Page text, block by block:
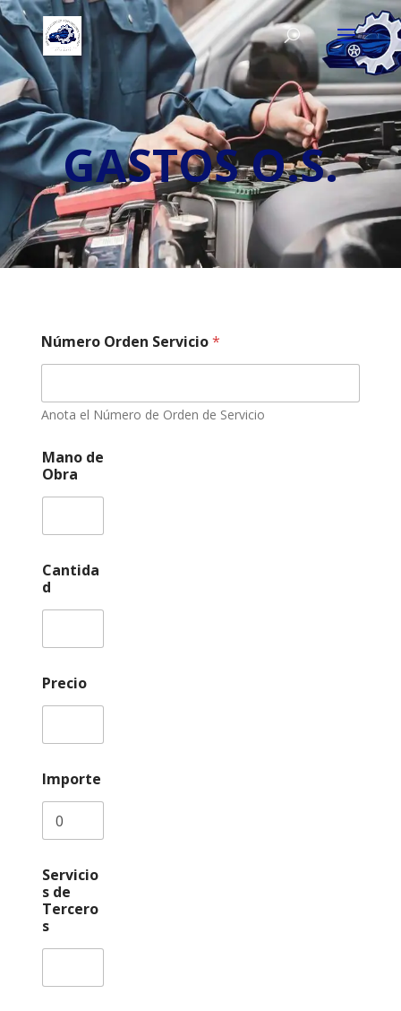
GASTOS O.S.
Número Orden Servicio*
Anota el Número de Orden de Servicio
Mano de
Obra
Cantida
d
Precio
Importe
Servicio
s de
Tercero
s